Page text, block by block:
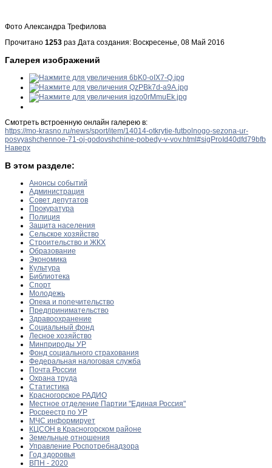
Фото Александра Трефилова
Прочитано 1253 раз Дата создания: Воскресенье, 08 Май 2016
Галерея изображений
Смотреть встроенную онлайн галерею в:
https://mo-krasno.ru/news/sport/item/14014-otkrytie-futbolnogo-sezona-ur-
posvyashchennoe-71-oj-godovshchine-pobedy-v-vov.html#sigProId40dfd79bfb
Наверх
В этом разделе:
Анонсы событий
Администрация
Совет депутатов
Прокуратура
Полиция
Защита населения
Сельское хозяйство
Строительство и ЖКХ
Образование
Экономика
Культура
Библиотека
Спорт
Молодежь
Опека и попечительство
Предпринимательство
Здравоохранение
Социальный фонд
Лесное хозяйство
Минприроды УР
Фонд социального страхования
Федеральная налоговая служба
Почта России
Охрана труда
Статистика
Красногорское РАДИО
Местное отделение Партии "Единая Россия"
Росреестр по УР
МЧС информирует
КЦСОН в Красногорском районе
Земельные отношения
Управление Роспотребнадзора
Год здоровья
ВПН - 2020